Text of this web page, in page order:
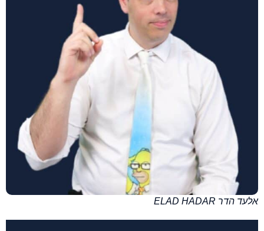
אלעד הדר ELAD HADAR